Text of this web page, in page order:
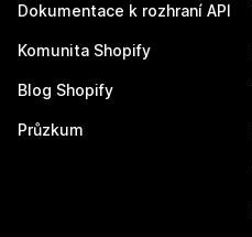
Dokumentace k rozhraní API
Komunita Shopify
Blog Shopify
Průzkum